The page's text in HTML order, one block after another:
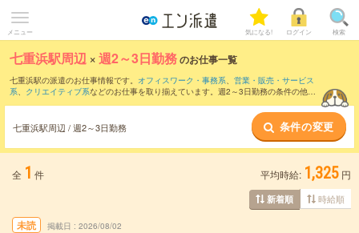
メニュー 気になる! ログイン 検索
七重浜駅周辺 ×週2～3日勤務のお仕事一覧
七重浜駅の派遣のお仕事情報です。 オフィスワーク・事務系、 営業・販売・サービス
系、 クリエイティブ系などのお仕事を取り揃えています。週2～3日勤務の条件の他
七重浜駅周辺 / 週2～3日勤務 条件の変更
全 1 件 平均時給: 1,325 円
新着順 時給順
未読 掲載日 2026/08/02